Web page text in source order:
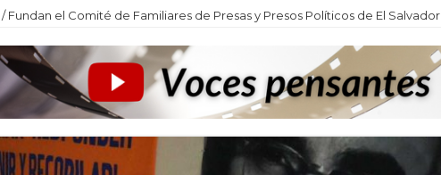
/ Fundan el Comité de Familiares de Presas y Presos Políticos de El Salvador